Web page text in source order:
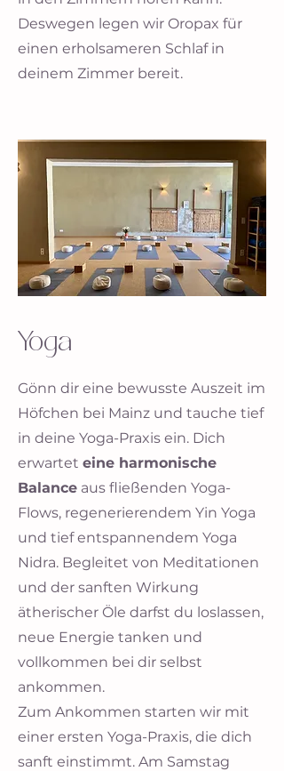
Deswegen legen wir Oropax für
einen erholsameren Schlaf in
deinem Zimmer bereit.
Yoga
Gönn dir eine bewusste Auszeit im
Höfchen bei Mainz und tauche tief
in deine Yoga-Praxis ein. Dich
erwartet eine harmonische
Balance aus fließenden Yoga-
Flows, regenerierendem Yin Yoga
und tief entspannendem Yoga
Nidra. Begleitet von Meditationen
und der sanften Wirkung
ätherischer Öle darfst du loslassen,
neue Energie tanken und
vollkommen bei dir selbst
ankommen.
Zum Ankommen starten wir mit
einer ersten Yoga-Praxis, die dich
sanft einstimmt. Am Samstag